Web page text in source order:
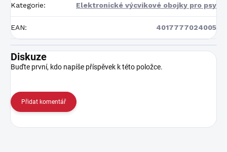
Kategorie: Elektronické výcvikové obojky pro psy
EAN: 4017777024005
Diskuze
Buďte první, kdo napíše příspěvek k této položce.
Přidat komentář